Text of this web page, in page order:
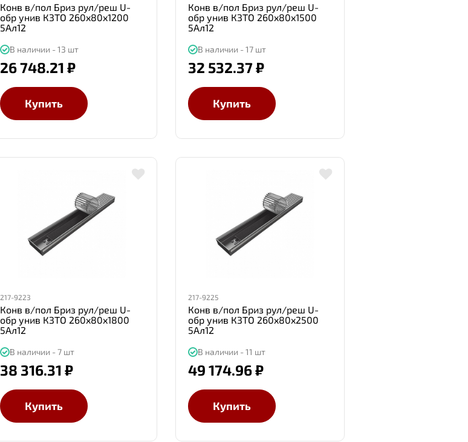
Конв в/пол Бриз рул/реш U-
обр унив КЗТО 260x80x1200
5Ал12
В наличии - 13 шт
26 748.21 ₽
Купить
Конв в/пол Бриз рул/реш U-
обр унив КЗТО 260x80x1500
5Ал12
В наличии - 17 шт
32 532.37 ₽
Купить
217-9223
Конв в/пол Бриз рул/реш U-
обр унив КЗТО 260x80x1800
5Ал12
В наличии - 7 шт
38 316.31 ₽
Купить
217-9225
Конв в/пол Бриз рул/реш U-
обр унив КЗТО 260x80x2500
5Ал12
В наличии - 11 шт
49 174.96 ₽
Купить